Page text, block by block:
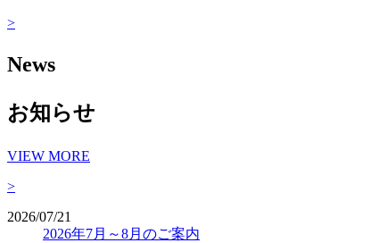
>
News
お知らせ
VIEW MORE
>
2026/07/21
2026年7月～8月のご案内